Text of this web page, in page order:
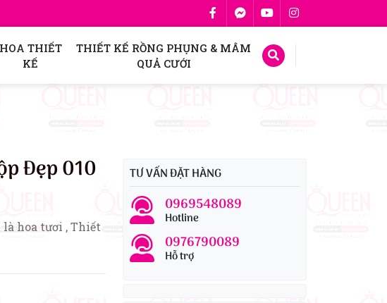
HOA THIẾT
KẾ
THIẾT KẾ RỒNG PHỤNG & MÂM
QUẢ CƯỚI
TƯ VẤN ĐẶT HÀNG
0969548089
Hotline
0976790089
Hỗ trợ
Đẹp 010
hoa tươi , Thiết